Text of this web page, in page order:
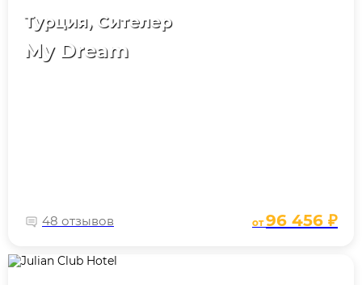
Турция, Сителер
My Dream
48 отзывов от96 456 ₽